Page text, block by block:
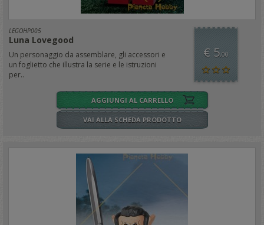
LEGOHP005
Luna Lovegood
Un personaggio da assemblare, gli accessori e
un foglietto che illustra la serie e le istruzioni
per..
€ 5,00
AGGIUNGI AL CARRELLO
VAI ALLA SCHEDA PRODOTTO